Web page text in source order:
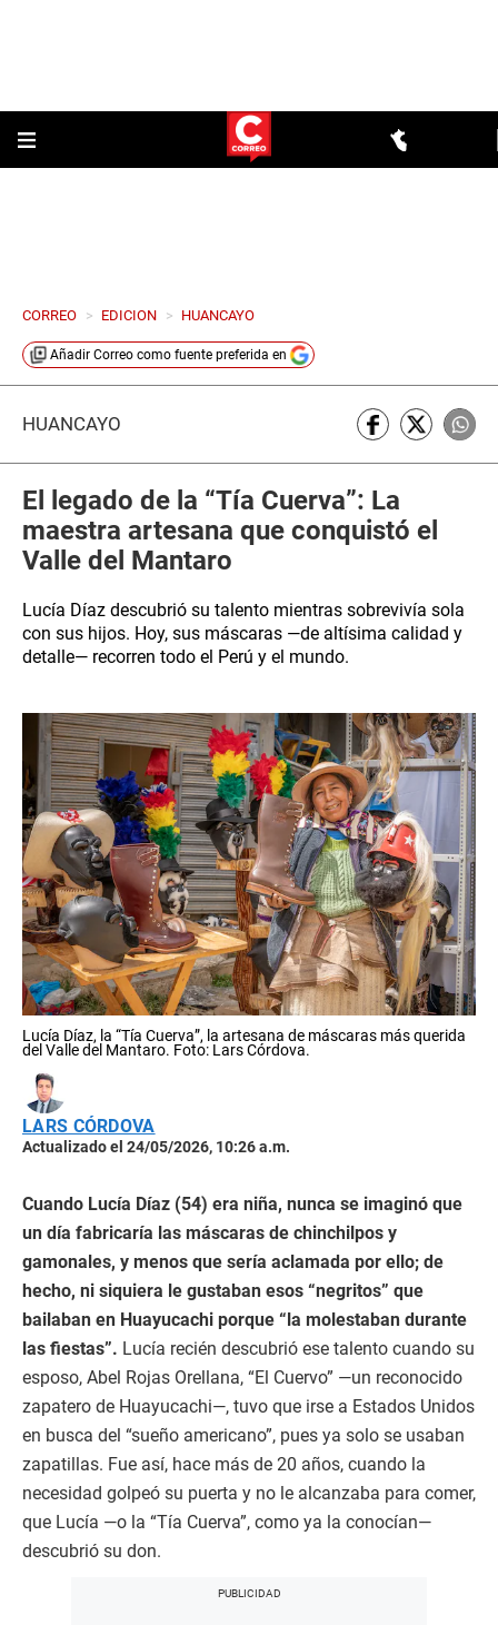
CORREO > EDICION > HUANCAYO
Añadir Correo como fuente preferida en
HUANCAYO
El legado de la “Tía Cuerva”: La
maestra artesana que conquistó el
Valle del Mantaro
Lucía Díaz descubrió su talento mientras sobrevivía sola
con sus hijos. Hoy, sus máscaras —de altísima calidad y
detalle— recorren todo el Perú y el mundo.
Lucía Díaz, la “Tía Cuerva”, la artesana de máscaras más querida
del Valle del Mantaro. Foto: Lars Córdova.
LARS CÓRDOVA
Actualizado el 24/05/2026, 10:26 a.m.
Cuando Lucía Díaz (54) era niña, nunca se imaginó que
un día fabricaría las máscaras de chinchilpos y
gamonales, y menos que sería aclamada por ello; de
hecho, ni siquiera le gustaban esos “negritos” que
bailaban en Huayucachi porque “la molestaban durante
las fiestas”. Lucía recién descubrió ese talento cuando su
esposo, Abel Rojas Orellana, “El Cuervo” —un reconocido
zapatero de Huayucachi—, tuvo que irse a Estados Unidos
en busca del “sueño americano”, pues ya solo se usaban
zapatillas. Fue así, hace más de 20 años, cuando la
necesidad golpeó su puerta y no le alcanzaba para comer,
que Lucía —o la “Tía Cuerva”, como ya la conocían—
descubrió su don.